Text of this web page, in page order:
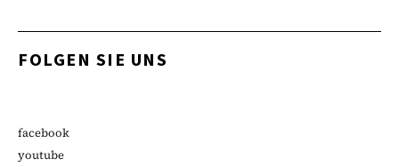
FOLGEN SIE UNS
facebook
youtube